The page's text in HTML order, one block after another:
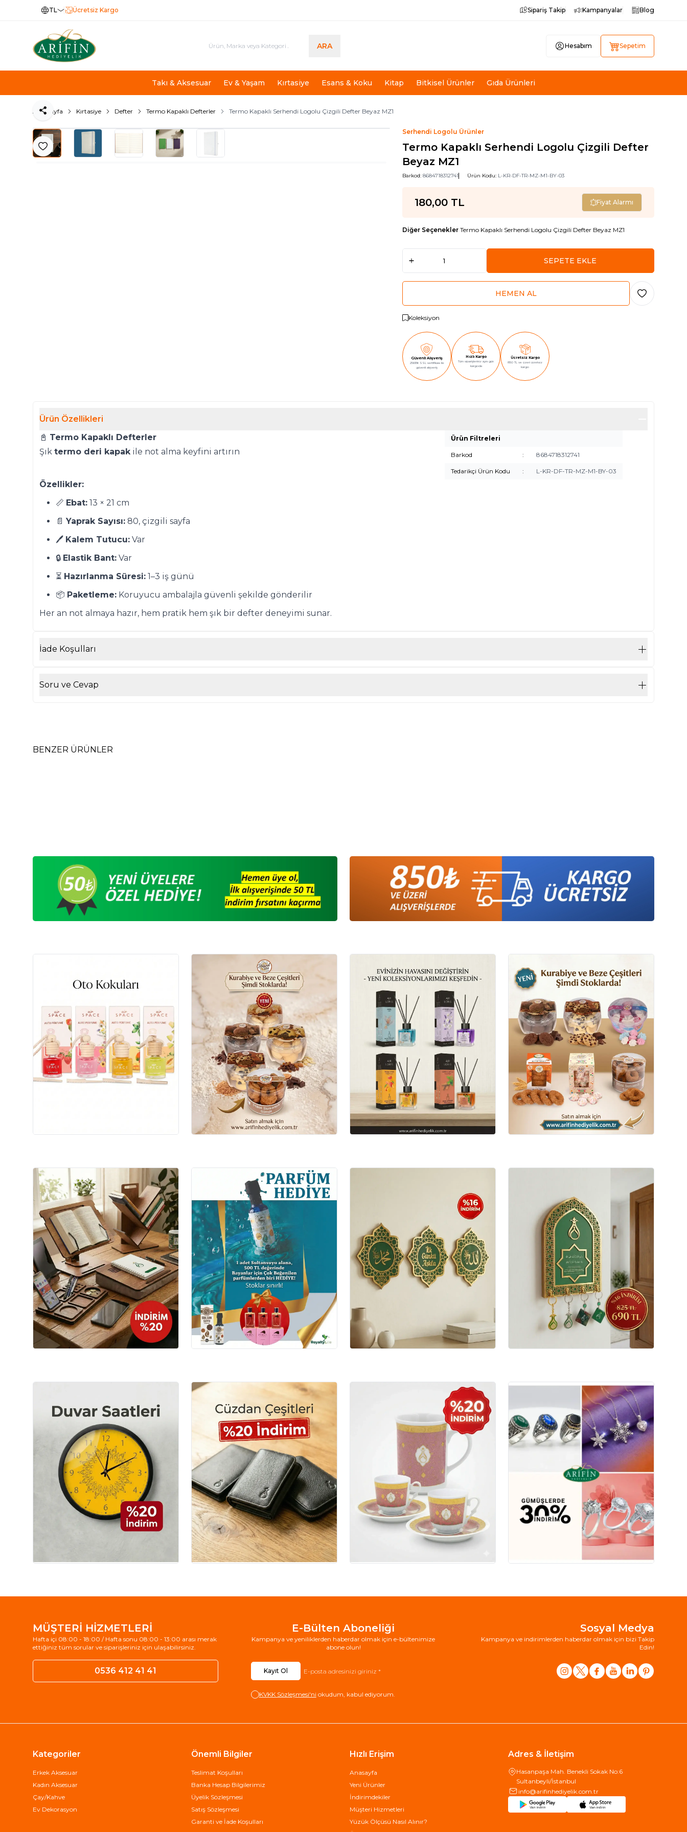
TL Ücretsiz Kargo Sipariş Takip Kampanyalar Blog
ARA Hesabım Sepetim
Takı & Aksesuar Ev & Yaşam Kırtasiye Esans & Koku Kitap Bitkisel Ürünler Gıda Ürünleri
Ana Sayfa Kırtasiye Defter Termo Kapaklı Defterler Termo Kapaklı Serhendi Logolu Çizgili Defter Beyaz MZ1
Favoriye Ekle
Paylaş
Serhendi Logolu Ürünler
Termo Kapaklı Serhendi Logolu Çizgili Defter
Beyaz MZ1
Barkod:8684718312741 Ürün Kodu: L-KR-DF-TR-MZ-M1-BY-03
180,00 TL Fiyat Alarmı
Diğer SeçeneklerTermo Kapaklı Serhendi Logolu Çizgili Defter Beyaz MZ1
SEPETE EKLE
HEMEN AL Favoriye Ekle
Koleksiyon
Güvenli Alışveriş
256Bit SSL sertifikası ile
güvenli alışveriş
Hızlı Kargo
Tüm siparişleriniz aynı gün
kargoda
Ücretsiz Kargo
850 TL ve üzeri ücretsiz
kargo
Ürün Özellikleri
📓 Termo Kapaklı Defterler
Şık termo deri kapakile not alma keyfini artırın
Özellikler:
📏 Ebat: 13 × 21 cm
📄 Yaprak Sayısı: 80, çizgili sayfa
🖊️ Kalem Tutucu: Var
🔒 Elastik Bant: Var
⏳ Hazırlanma Süresi: 1–3 iş günü
📦 Paketleme: Koruyucu ambalajla güvenli şekilde gönderilir
Her an not almaya hazır, hem pratik hem şık bir defter deneyimi sunar.
Ürün Filtreleri
Barkod : 8684718312741
Tedarikçi Ürün Kodu : L-KR-DF-TR-MZ-M1-BY-03
İade Koşulları
Soru ve Cevap
BENZER ÜRÜNLER
MÜŞTERİ HİZMETLERİ
Hafta içi 08:00 - 18:00 / Hafta sonu 08:00 - 13:00 arası merak
ettiğiniz tüm sorular ve siparişleriniz için ulaşabilirsiniz.
0536 412 41 41
E-Bülten Aboneliği
Kampanya ve yeniliklerden haberdar olmak için e-bültenimize
abone olun!
Kayıt Ol
KVKK Sözleşmesi'ni okudum, kabul ediyorum.
Sosyal Medya
Kampanya ve indirimlerden haberdar olmak için bizi Takip
Edin!
Adres & İletişim
Hasanpaşa Mah. Benekli Sokak No:6
Sultanbeyli/İstanbul
info@arifinhediyelik.com.tr
Kategoriler
Erkek Aksesuar
Kadın Aksesuar
Çay/Kahve
Ev Dekorasyon
Önemli Bilgiler
Teslimat Koşulları
Banka Hesap Bilgilerimiz
Üyelik Sözleşmesi
Satış Sözleşmesi
Garanti ve İade Koşulları
Hızlı Erişim
Anasayfa
Yeni Ürünler
İndirimdekiler
Müşteri Hizmetleri
Yüzük Ölçüsü Nasıl Alınır?